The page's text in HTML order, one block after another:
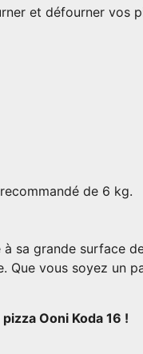
et défourner vos
de 6 kg.
sa grande surface
vous soyez un
Ooni Koda 16 !